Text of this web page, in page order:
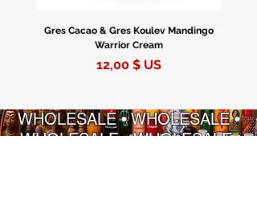
Gres Cacao & Gres Koulev Mandingo
Warrior Cream
Prix
12,00 $ US
WHOLESALE • WHOLESALE •
WHOLESALE • WHOLESALE